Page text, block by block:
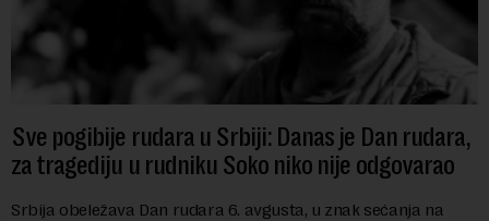
Sve pogibije rudara u Srbiji: Danas je Dan rudara,
za tragediju u rudniku Soko niko nije odgovarao
Srbija obeležava Dan rudara 6. avgusta, u znak sećanja na